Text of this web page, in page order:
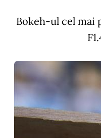
Bokeh-ul cel mai